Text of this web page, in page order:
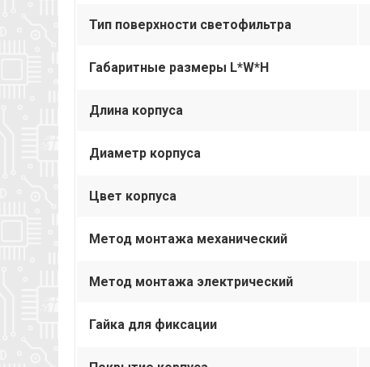
Тип поверхности светофильтра
Габаритные размеры L*W*H
Длина корпуса
Диаметр корпуса
Цвет корпуса
Метод монтажа механический
Метод монтажа электрический
Гайка для фиксации